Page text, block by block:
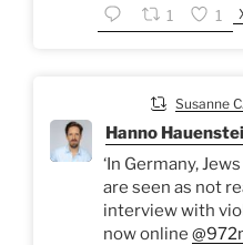
1 1
Susanne
Hanno
‘In Germany,
are seen as not
interview with
now online